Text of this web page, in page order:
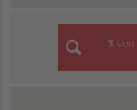
3 von